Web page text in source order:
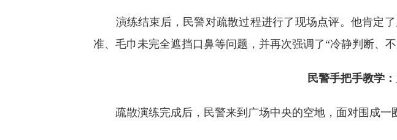
演练结束后，民警对疏散过程进行了现场点评。他肯定了
准、毛巾未完全遮挡口鼻等问题，并再次强调了“冷静判断、
民警手把手教学
疏散演练完成后，民警来到广场中央的空地，面对围成一